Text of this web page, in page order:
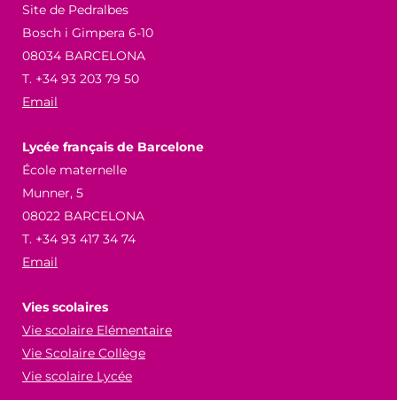
Site de Pedralbes
Bosch i Gimpera 6-10
08034 BARCELONA
T. +34 93 203 79 50
Email
Lycée français de Barcelone
École maternelle
Munner, 5
08022 BARCELONA
T. +34 93 417 34 74
Email
Vies scolaires
Vie scolaire Elémentaire
Vie Scolaire Collège
Vie scolaire Lycée